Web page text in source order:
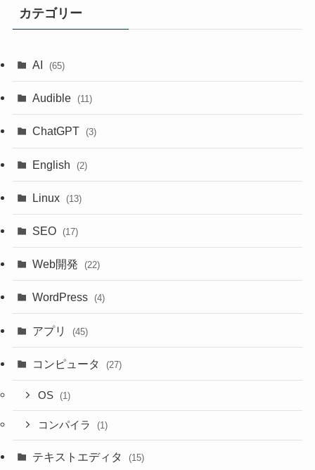
カテゴリー
AI (65)
Audible (11)
ChatGPT (3)
English (2)
Linux (13)
SEO (17)
Web開発 (22)
WordPress (4)
アプリ (45)
コンピュータ (27)
OS (1)
コンパイラ (1)
テキストエディタ (15)